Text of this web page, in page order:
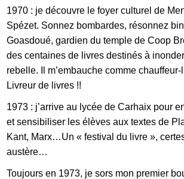
1970 : je découvre le foyer culturel de
Spézet. Sonnez bombardes, résonnez
Goasdoué, gardien du temple de Coop
des centaines de livres destinés à
rebelle. Il m’embauche comme
Livreur de livres !!
1973 : j’arrive au lycée de Carhaix pour
et sensibiliser les élèves aux textes de
Kant, Marx…Un « festival du livre »,
austère…
Toujours en 1973, je sors mon premier